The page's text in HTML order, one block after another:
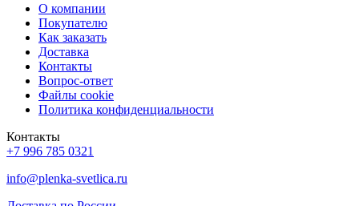
О компании
Покупателю
Как заказать
Доставка
Контакты
Вопрос-ответ
Файлы cookie
Политика конфиденциальности
Контакты
+7 996 785 0321
info@plenka-svetlica.ru